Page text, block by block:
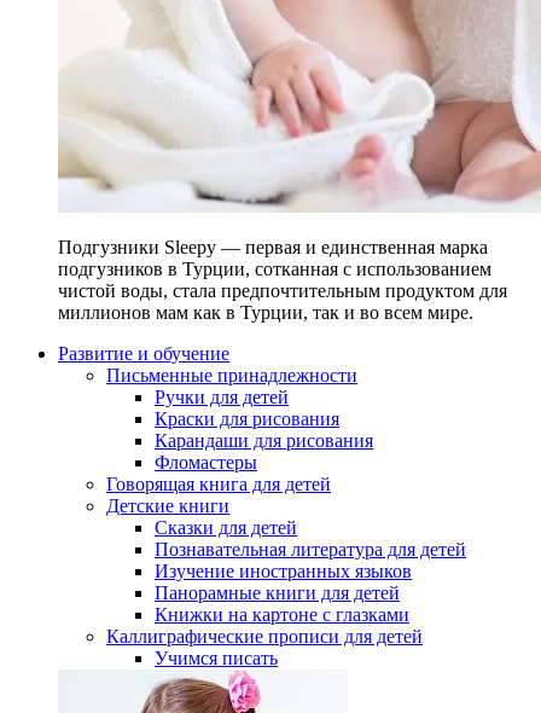
Подгузники Sleepy — первая и единственная марка
подгузников в Турции, сотканная с использованием
чистой воды, стала предпочтительным продуктом для
миллионов мам как в Турции, так и во всем мире.
Развитие и обучение
Письменные принадлежности
Ручки для детей
Краски для рисования
Карандаши для рисования
Фломастеры
Говорящая книга для детей
Детские книги
Сказки для детей
Познавательная литература для детей
Изучение иностранных языков
Панорамные книги для детей
Книжки на картоне с глазками
Каллиграфические прописи для детей
Учимся писать